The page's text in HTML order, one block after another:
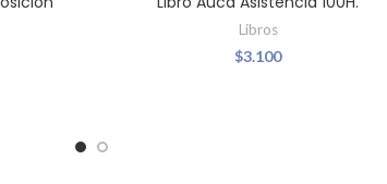
Libros
$3.100